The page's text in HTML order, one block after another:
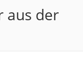
aus der